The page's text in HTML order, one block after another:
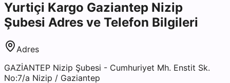
Yurtiçi Kargo Gaziantep Nizip
Şubesi Adres ve Telefon Bilgileri
Adres
GAZİANTEP Nizip Şubesi - Cumhuriyet Mh. Enstit Sk.
No:7/a Nizip / Gaziantep